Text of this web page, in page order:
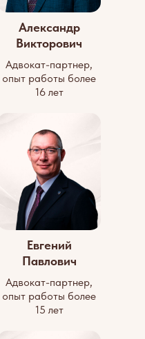
Александр
Викторович
Адвокат-партнер,
опыт работы более
16 лет
Евгений
Павлович
Адвокат-партнер,
опыт работы более
15 лет